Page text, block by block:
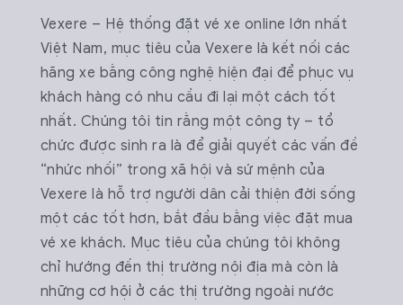
Vexere – Hệ thống đặt vé xe online lớn nhất
Việt Nam, mục tiêu của Vexere là kết nối các
hãng xe bằng công nghệ hiện đại để phục vụ
khách hàng có nhu cầu đi lại một cách tốt
nhất. Chúng tôi tin rằng một công ty – tổ
chức được sinh ra là để giải quyết các vấn đề
“nhức nhối” trong xã hội và sứ mệnh của
Vexere là hỗ trợ người dân cải thiện đời sống
một các tốt hơn, bắt đầu bằng việc đặt mua
vé xe khách. Mục tiêu của chúng tôi không
chỉ hướng đến thị trường nội địa mà còn là
những cơ hội ở các thị trường ngoài nước